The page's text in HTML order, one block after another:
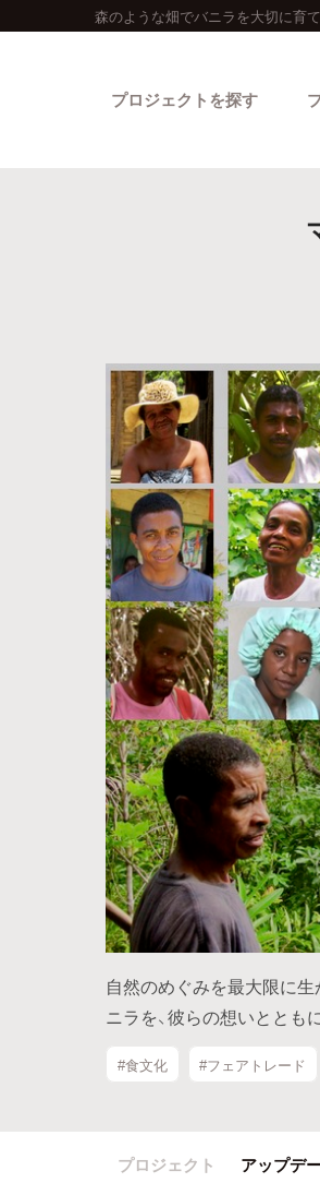
森のような畑でバニラを大切に育
プロジェクトを探す
自然のめぐみを最大限に
ニラを、彼らの想いととも
#食文化 #フェアトレード
プロジェクト アップデ